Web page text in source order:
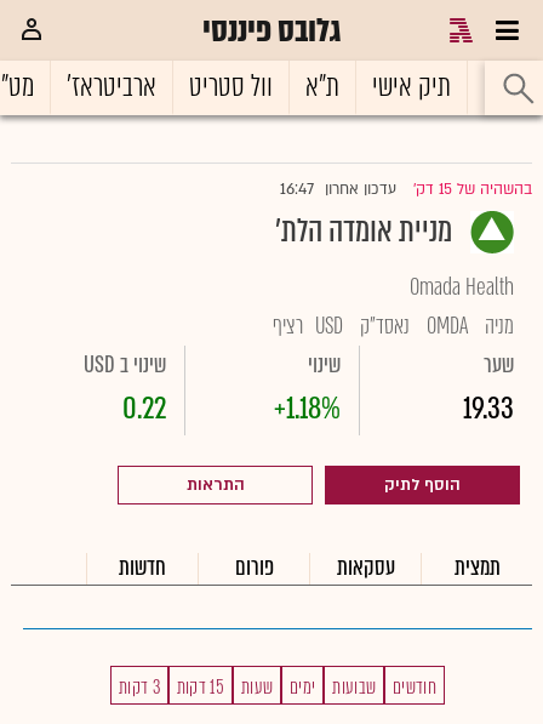
גלובס פיננסי
ראשי תיק אישי ת"א וול סטריט ארביטראז'
בהשהיה של 15 דק' עדכון אחרון 16:47
מניית אומדה הלת'
Omada Health
מניה OMDA נאסד"ק USD רציף
שער
19.33
שינוי
+1.18%
שינוי ב USD
0.22
הוסף לתיק התראות
תמצית עסקאות פורום חדשות
חודשים שבועות ימים שעות 15 דקות 3 דקות